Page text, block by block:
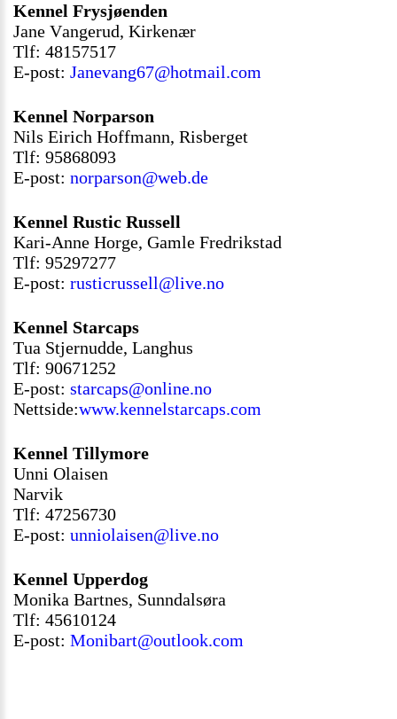
Kennel Frysjøenden
Jane Vangerud, Kirkenær
Tlf: 48157517
E-post: Janevang67@hotmail.com
Kennel Norparson
Nils Eirich Hoffmann, Risberget
Tlf: 95868093
E-post: norparson@web.de
Kennel Rustic Russell
Kari-Anne Horge, Gamle Fredrikstad
Tlf: 95297277
E-post: rusticrussell@live.no
Kennel Starcaps
Tua Stjernudde, Langhus
Tlf: 90671252
E-post: starcaps@online.no
Nettside:www.kennelstarcaps.com
Kennel Tillymore
Unni Olaisen
Narvik
Tlf: 47256730
E-post: unniolaisen@live.no
Kennel Upperdog
Monika Bartnes, Sunndalsøra
Tlf: 45610124
E-post: Monibart@outlook.com